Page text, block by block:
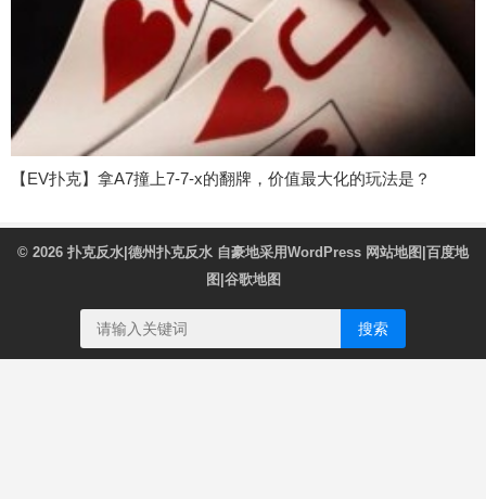
【EV扑克】拿A7撞上7-7-x的翻牌，价值最大化的玩法是？
© 2026 扑克反水|德州扑克反水 自豪地采用WordPress 网站地图 百度地
图 谷歌地图
搜索